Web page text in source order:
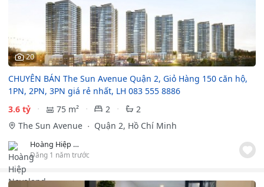
20
CHUYÊN BÁN The Sun Avenue Quận 2, Giỏ Hàng 150 căn hộ,
1PN, 2PN, 3PN giá rẻ nhất, LH 083 555 8886
3.6 tỷ
75 m² 2
2
The Sun Avenue
Quận 2, Hồ Chí Minh
Hoàng Hiệp Novaland
Đăng 1 năm trước